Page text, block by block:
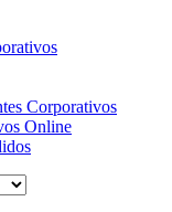
Corporativos
Online